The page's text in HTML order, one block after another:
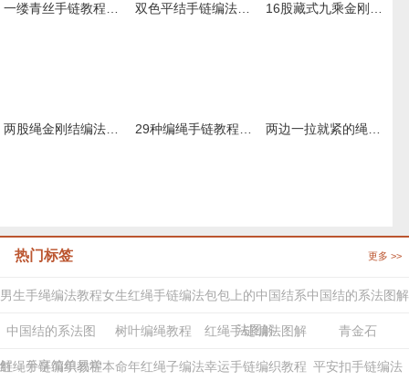
双色平结手链编法图解，附平结手链收尾方法
两股绳金刚结编法图解,手编绳收尾结怎么打结 29种编绳手链教程，详细清楚热门款式的图解 两边一拉就紧的绳子怎么弄
更多 >>
热门标签
男生手绳编法教程女生红绳手链编法包包上的中国结系
法图解
中国结的系法图解
中国结的系法图
解，分享简单易学
树叶编绳教程 红绳手链编法图解 青金石
红绳手链编织教程本命年红绳子编法幸运手链编织教程 平安扣手链编法